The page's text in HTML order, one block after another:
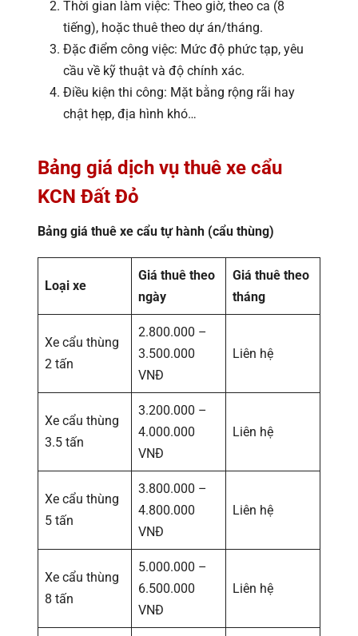
Thời gian làm việc: Theo giờ, theo ca (8
tiếng), hoặc thuê theo dự án/tháng.
Đặc điểm công việc: Mức độ phức tạp, yêu
cầu về kỹ thuật và độ chính xác.
Điều kiện thi công: Mặt bằng rộng rãi hay
chật hẹp, địa hình khó…
Bảng giá dịch vụ thuê xe cẩu
KCN Đất Đỏ
Bảng giá thuê xe cẩu tự hành (cẩu thùng)
Loại xe
Giá thuê theo
ngày
Giá thuê theo
tháng
Xe cẩu thùng
2 tấn
2.800.000 –
3.500.000
VNĐ
Liên hệ
Xe cẩu thùng
3.5 tấn
3.200.000 –
4.000.000
VNĐ
Liên hệ
Xe cẩu thùng
5 tấn
3.800.000 –
4.800.000
VNĐ
Liên hệ
Xe cẩu thùng
8 tấn
5.000.000 –
6.500.000
VNĐ
Liên hệ